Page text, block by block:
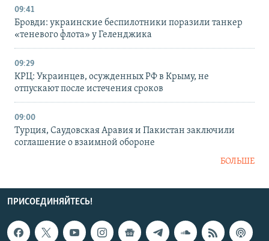
09:41
Бровди: украинские беспилотники поразили танкер
«теневого флота» у Геленджика
09:29
КРЦ: Украинцев, осужденных РФ в Крыму, не
отпускают после истечения сроков
09:00
Турция, Саудовская Аравия и Пакистан заключили
соглашение о взаимной обороне
БОЛЬШЕ
ПРИСОЕДИНЯЙТЕСЬ!